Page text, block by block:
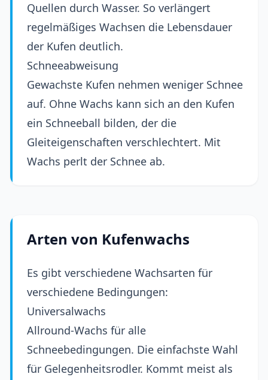
Quellen durch Wasser. So verlängert
regelmäßiges Wachsen die Lebensdauer
der Kufen deutlich.
Schneeabweisung
Gewachste Kufen nehmen weniger Schnee
auf. Ohne Wachs kann sich an den Kufen
ein Schneeball bilden, der die
Gleiteigenschaften verschlechtert. Mit
Wachs perlt der Schnee ab.
Arten von Kufenwachs
Es gibt verschiedene Wachsarten für
verschiedene Bedingungen:
Universalwachs
Allround-Wachs für alle
Schneebedingungen. Die einfachste Wahl
für Gelegenheitsrodler. Kommt meist als